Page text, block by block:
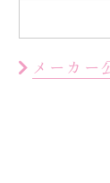
メーカー